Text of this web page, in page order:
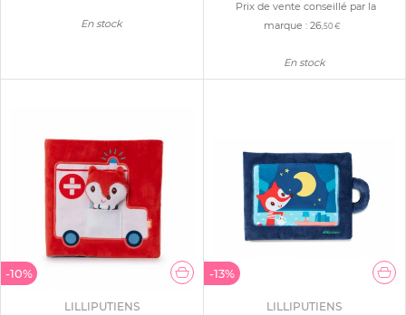
En stock
Prix de vente conseillé par la
marque :26 ,50 €
En stock
-10%
LILLIPUTIENS
-13%
LILLIPUTIENS